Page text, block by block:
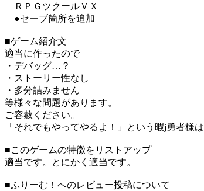
ＲＰＧツクールＶＸ
●セーブ箇所を追加
■ゲーム紹介文
適当に作ったので
・デバッグ…？
・ストーリー性なし
・多分詰みません
等様々な問題があります。
ご容赦ください。
「それでもやってやるよ！」という暇j勇者様は
■このゲームの特徴をリストアップ
適当です。とにかく適当です。
■ふりーむ！へのレビュー投稿について